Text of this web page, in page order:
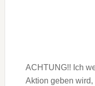
ACHTUNG!! Ich
Aktion geben wird,